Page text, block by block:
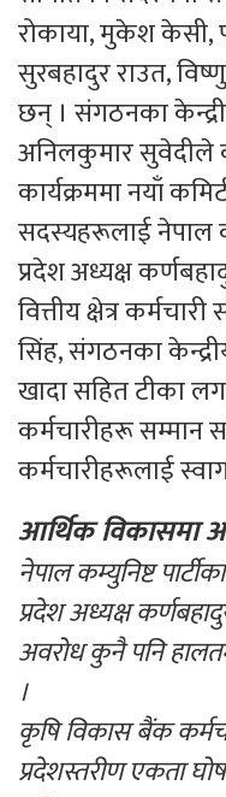
रोकाया, मुकेश केसी,
सुरबहादुर राउत,
छन् । संगठनका
अनिलकुमार सुवेदीले
कार्यक्रममा नयाँ
सदस्यहरूलाई नेपाल
प्रदेश अध्यक्ष
वित्तीय क्षेत्र
सिंह, संगठनका
खादा सहित टीका
कर्मचारीहरू सम्मान
कर्मचारीहरूलाई
आर्थिक विकासमा
नेपाल कम्युनिष्ट
प्रदेश अध्यक्ष
अवरोध कुनै पनि
।
कृषि विकास बैंक
प्रदेशस्तरीण एकता